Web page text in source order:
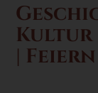
Kultur
|